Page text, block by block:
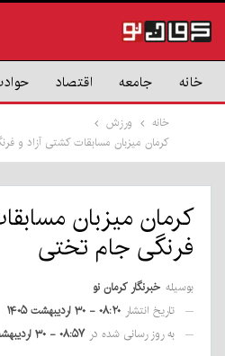
خانه جامعه اقتصاد
خانه
ورزش
کرمان میزبان مسابقات کشتی آزاد و
کرمان میزبان
فرنگی جام تختی
بوسیله خبرنگار کرمان نو
تاریخ انتشار ۰۸:۲۰ - ۳۰ اردیبهشت ۱۴۰۵
به روز رسانی شده در ۰۸:۵۷ - ۳۰ اردیبهشت ۱۴۰۵